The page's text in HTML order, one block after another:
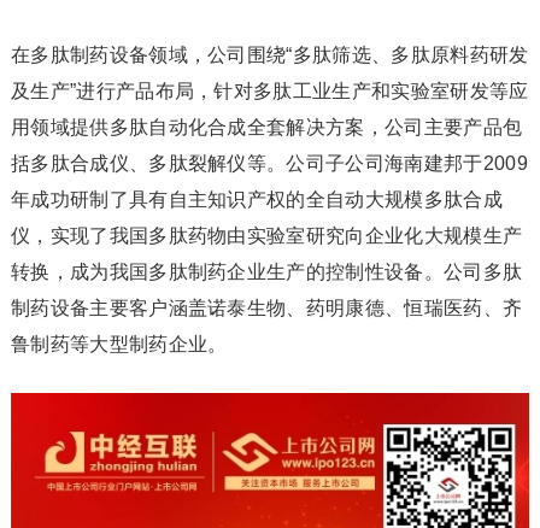
在多肽制药设备领域，公司围绕“多肽筛选、多肽原料药研发
及生产”进行产品布局，针对多肽工业生产和实验室研发等应
用领域提供多肽自动化合成全套解决方案，公司主要产品包
括多肽合成仪、多肽裂解仪等。公司子公司海南建邦于2009
年成功研制了具有自主知识产权的全自动大规模多肽合成
仪，实现了我国多肽药物由实验室研究向企业化大规模生产
转换，成为我国多肽制药企业生产的控制性设备。公司多肽
制药设备主要客户涵盖诺泰生物、药明康德、恒瑞医药、齐
鲁制药等大型制药企业。